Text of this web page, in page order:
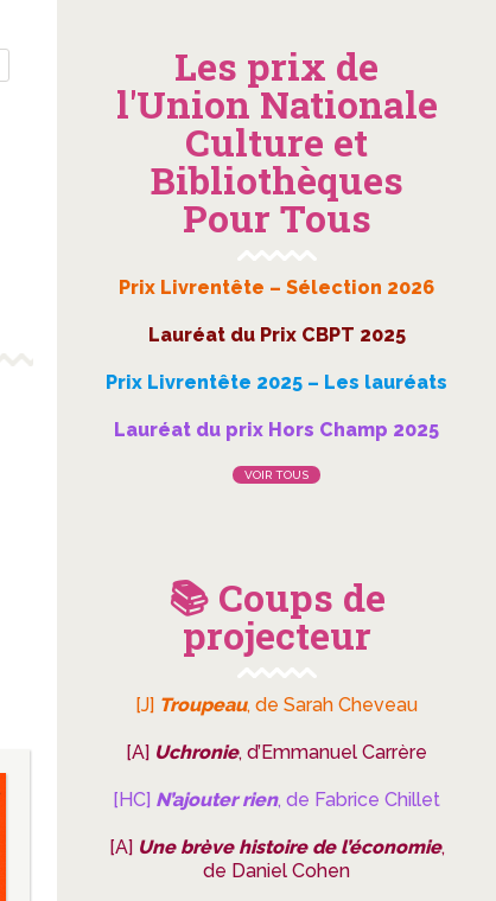
Les prix de
l'Union Nationale
Culture et
Bibliothèques
Pour Tous
Prix Livrentête – Sélection 2026
Lauréat du Prix CBPT 2025
Prix Livrentête 2025 – Les lauréats
Lauréat du prix Hors Champ 2025
VOIR TOUS
📚 Coups de
projecteur
[J] Troupeau, de Sarah Cheveau
[A] Uchronie, d’Emmanuel Carrère
[HC] N’ajouter rien, de Fabrice Chillet
[A] Une brève histoire de l’économie,
de Daniel Cohen